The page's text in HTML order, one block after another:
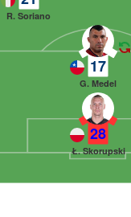
28
Ł. Skorupski
17
G. Medel
R. Soriano